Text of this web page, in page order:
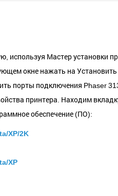
используя Мастер установки
окне нажать на
порты подключения Phaser
принтера. Находим
обеспечение (ПО):
XP/2K
XP